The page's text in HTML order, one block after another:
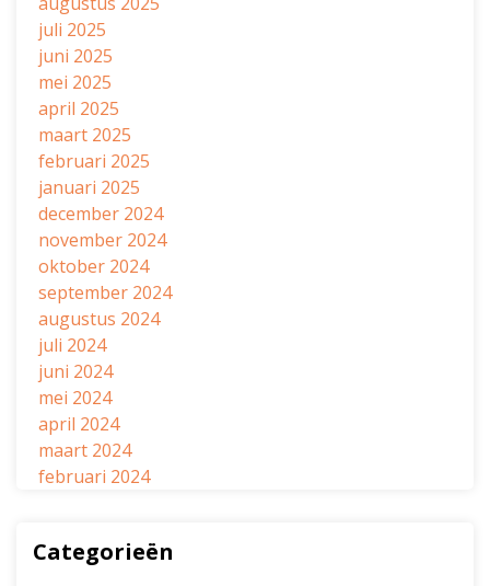
juli 2025
juni 2025
mei 2025
april 2025
maart 2025
februari 2025
januari 2025
december 2024
november 2024
oktober 2024
september 2024
augustus 2024
juli 2024
juni 2024
mei 2024
april 2024
maart 2024
februari 2024
Categorieën